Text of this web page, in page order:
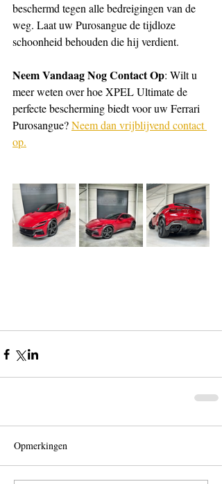
beschermd tegen alle bedreigingen van de
weg. Laat uw Purosangue de tijdloze
schoonheid behouden die hij verdient.
Neem Vandaag Nog Contact Op: Wilt u
meer weten over hoe XPEL Ultimate de
perfecte bescherming biedt voor uw Ferrari
Purosangue? Neem dan vrijblijvend contact
op.
Opmerkingen